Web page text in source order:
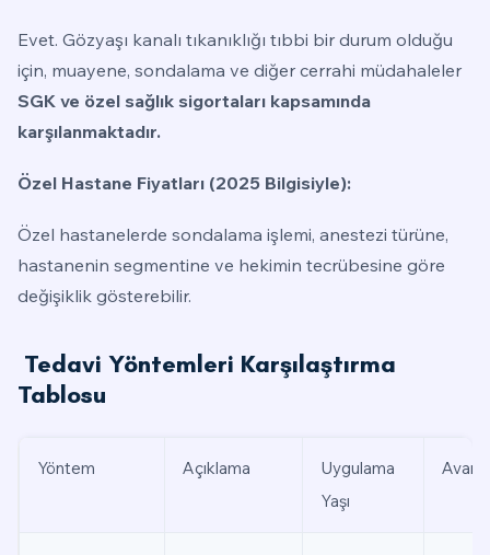
Evet. Gözyaşı kanalı tıkanıklığı tıbbi bir durum olduğu
için, muayene, sondalama ve diğer cerrahi müdahaleler
SGK ve özel sağlık sigortaları kapsamında
karşılanmaktadır.
Özel Hastane Fiyatları (2025 Bilgisiyle):
Özel hastanelerde sondalama işlemi, anestezi türüne,
hastanenin segmentine ve hekimin tecrübesine göre
değişiklik gösterebilir.
Tedavi Yöntemleri Karşılaştırma
Tablosu
Yöntem Açıklama
Uygulama
Yaşı